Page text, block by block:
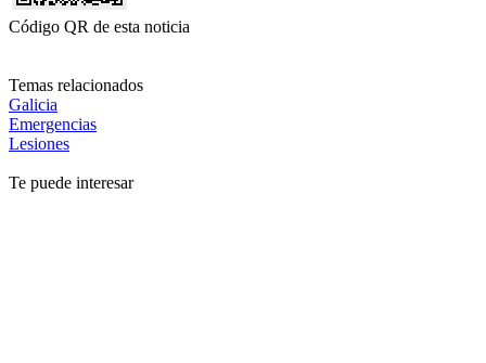
Código QR de esta noticia
Temas relacionados
Galicia
Emergencias
Lesiones
Te puede interesar